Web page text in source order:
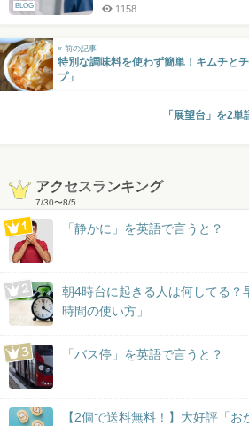
BLOG 1158
« 前の記事
特別な調味料を使わず簡単！キムチと
プ」
「展望台」を2
アクセスランキング
7/30〜8/5
「静かに」を英語で言うと？
朝4時台に起きる人は何してる？
時間の使い方」
「バス停」を英語で言うと？
【2個で送料無料！】大好評「